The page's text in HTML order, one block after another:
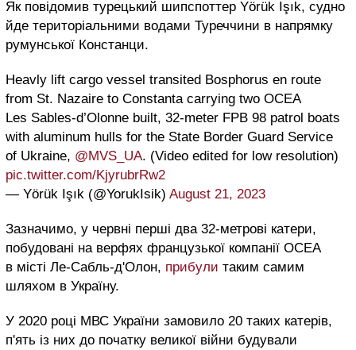
Як повідомив турецький шипспоттер Yörük Işık, судно
йде територіальними водами Туреччини в напрямку
румунської Констанци.
Heavly lift cargo vessel transited Bosphorus en route
from St. Nazaire to Constanta carrying two OCEA
Les Sables-d’Olonne built, 32-meter FPB 98 patrol boats
with aluminum hulls for the State Border Guard Service
of Ukraine, @MVS_UA. (Video edited for low resolution)
pic.twitter.com/KjyrubrRw2
— Yörük Işık (@YorukIsik) August 21, 2023
Зазначимо, у червні перші два 32-метрові катери,
побудовані на верфях французької компанії OCEA
в місті Ле-Сабль-д'Олон, прибули таким самим
шляхом в Україну.
У 2020 році МВС України замовило 20 таких катерів,
п'ять із них до початку великої війни будували